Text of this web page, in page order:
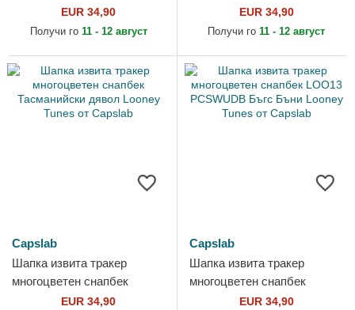
Бъгс Бъни Looney Tunes от
Capslab
EUR 34,90
Получи го 11 - 12 август
дявол Looney Tunes от
Capslab
EUR 34,90
Получи го 11 - 12 август
Capslab
Шапка извита тракер
многоцветен снапбек
Тасманийски дявол Looney
EUR 34,90
Capslab
Шапка извита тракер
многоцветен снапбек
LOO13 PCSWUDB Бъгс
EUR 34,90